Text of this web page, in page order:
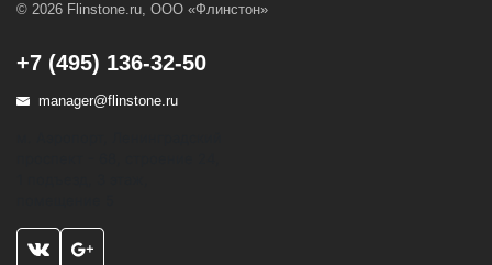
© 2026 Flinstone.ru, ООО «Флинстон»
+7 (495) 136-32-50
manager@flinstone.ru